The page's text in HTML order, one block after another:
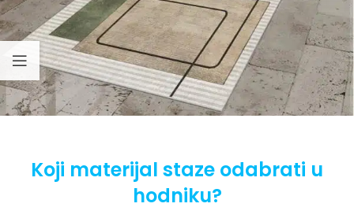
Koji materijal staze odabrati u
hodniku?